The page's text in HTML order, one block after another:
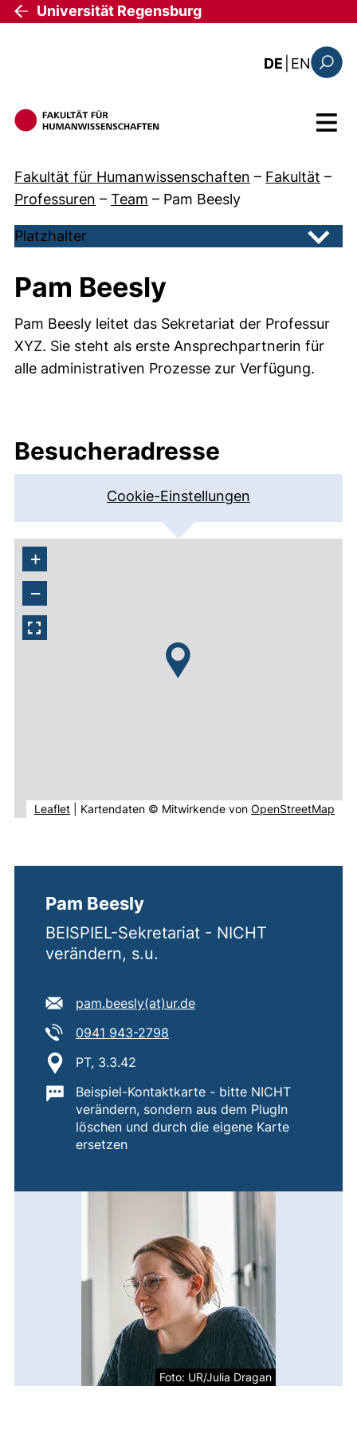
Direkt zum Inhalt
Universität Regensburg
DE EN: the
Menü
Fakultät für Humanwissenschaften – Fakultät –
Professuren – Team – Pam Beesly
Platzhalter
Pam Beesly
Pam Beesly leitet das Sekretariat der Professur
XYZ. Sie steht als erste Ansprechpartnerin für
alle administrativen Prozesse zur Verfügung.
Besucheradresse
Cookie-Einstellungen
+
−
Leaflet(externer Link, öffnet neues Fenster).
Kartendaten © Mitwirkende von OpenStreetMap
Pam Beesly
BEISPIEL-Sekretariat - NICHT
verändern, s.u.
E-Mail Adresse:
pam.beesly​(at)​ur.de(öffnet Ihr E-Mail-
Tel:
0941 943-2798
Standort:
PT, 3.3.42
Wichtige Informationen:
Beispiel-Kontaktkarte - bitte NICHT
verändern, sondern aus dem PlugIn
löschen und durch die eigene Karte
ersetzen
Foto: UR/Julia Dragan